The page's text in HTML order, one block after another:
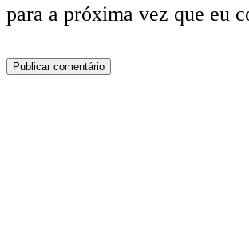
para a próxima vez que eu